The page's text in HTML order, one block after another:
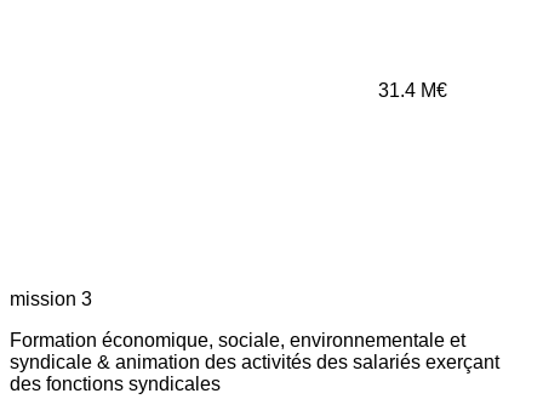
31.4 M€
mission 3
Formation économique, sociale, environnementale et
syndicale & animation des activités des salariés exerçant
des fonctions syndicales